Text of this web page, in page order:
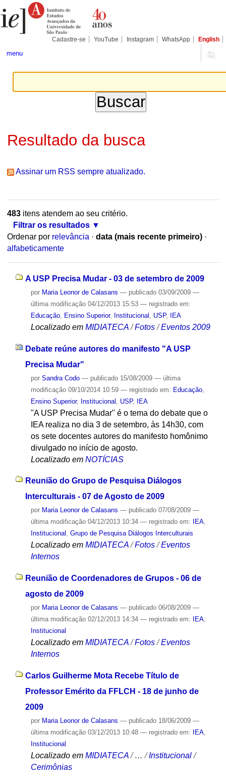
para
conteúdo.
Pessoais
Cadastre-se YouTube Instagram WhatsApp English
menu
Resultado da busca
Assinar um RSS sempre atualizado.
483itens atendem ao seu critério.
Filtrar os resultados
Ordenar por relevância · data (mais recente primeiro) ·
alfabeticamente
A USP Precisa Mudar - 03 de setembro de 2009
por Maria Leonor de Calasans — publicado03/09/2009 —
última modificação04/12/2013 15:53 — registrado em:
Educação, Ensino Superior, Institucional USP, IEA
Localizado em MIDIATECA /Fotos /Eventos 2009
Debate reúne autores do manifesto "A USP
Precisa Mudar"
por Sandra Codo — publicado15/08/2009 — última
modificação09/10/2014 10:59 — registrado em: Educação,
Ensino Superior, Institucional USP, IEA
"A USP Precisa Mudar" é o tema do debate que o
IEA realiza no dia 3 de setembro, às 14h30, com
os sete docentes autores do manifesto homônimo
divulgado no início de agosto.
Localizado em NOTÍCIAS
Reunião do Grupo de Pesquisa Diálogos
Interculturais - 07 de Agosto de 2009
por Maria Leonor de Calasans — publicado07/08/2009 —
última modificação04/12/2013 10:34 — registrado em: IEA,
Institucional , Grupo de Pesquisa Diálogos Interculturais
Localizado em MIDIATECA /Fotos /Eventos
Internos
Reunião de Coordenadores de Grupos - 06 de
agosto de 2009
por Maria Leonor de Calasans — publicado06/08/2009 —
última modificação02/12/2013 14:34 — registrado em: IEA,
Institucional
Localizado em MIDIATECA /Fotos /Eventos
Internos
Carlos Guilherme Mota Recebe Título de
Professor Emérito da FFLCH - 18 de junho de
2009
por Maria Leonor de Calasans — publicado18/06/2009 —
última modificação03/12/2013 10:48 — registrado em: IEA,
Institucional
Localizado em MIDIATECA /…/Institucional /
Cerimônias